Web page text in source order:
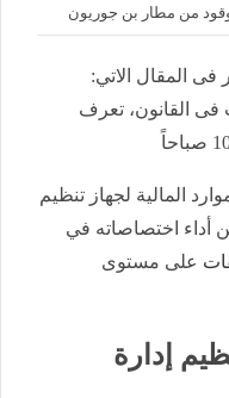
من مطار بن جوريون
فى المقال الاتي:
فى القانون، تعرف
المالية لجهاز تنظيم
أداء اختصاصاته في
على مستوى
إدارة